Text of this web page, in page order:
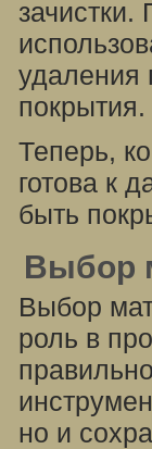
покрытия.
Теперь,
готова к
быть
Выбор
Выбор
роль в
но и